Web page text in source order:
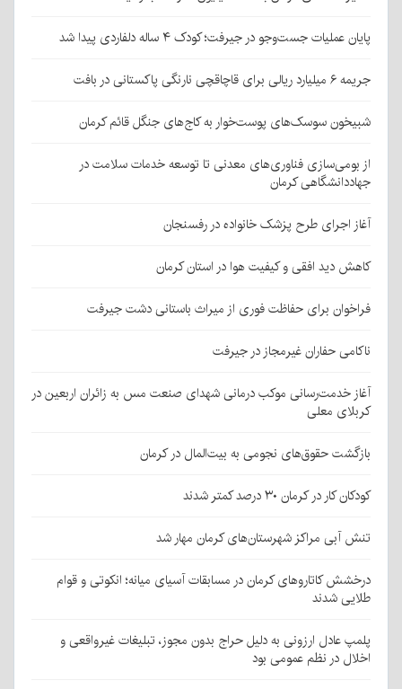
پایان عملیات جست‌وجو در جیرفت؛ کودک ۴ ساله دلفاردی پیدا شد
جریمه ۶ میلیارد ریالی برای قاچاقچی نارنگی پاکستانی در بافت
شبیخون سوسک‌های پوست‌خوار به کاج‌های جنگل قائم کرمان
از بومی‌سازی فناوری‌های معدنی تا توسعه خدمات سلامت در
جهاددانشگاهی کرمان
آغاز اجرای طرح پزشک خانواده در رفسنجان
کاهش دید افقی و کیفیت هوا در استان کرمان
فراخوان برای حفاظت فوری از میراث باستانی دشت جیرفت
ناکامی حفاران غیرمجاز در جیرفت
آغاز خدمت‌رسانی موکب درمانی شهدای صنعت مس به زائران اربعین در
کربلای معلی
بازگشت حقوق‌های نجومی به بیت‌المال در کرمان
کودکان کار در کرمان ۳۰ درصد کمتر شدند
تنش آبی مراکز شهرستان‌های کرمان مهار شد
درخشش کاتاروهای کرمان در مسابقات آسیای میانه؛ انکوتی و قوام
طلایی شدند
پلمپ عادل ارزونی به دليل حراج بدون مجوز، تبليغات غیرواقعی و
اخلال در نظم عمومی بود